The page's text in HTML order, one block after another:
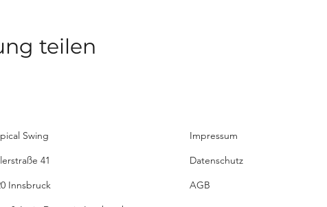
teilen
Swing
41
Innsbruck
Impressum
Datenschutz
AGB